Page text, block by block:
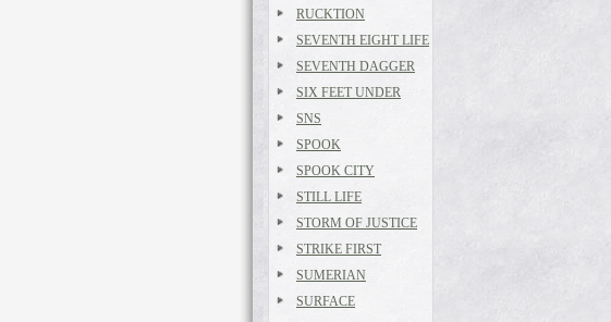
RUCKTION
SEVENTH EIGHT LIFE
SEVENTH DAGGER
SIX FEET UNDER
SNS
SPOOK
SPOOK CITY
STILL LIFE
STORM OF JUSTICE
STRIKE FIRST
SUMERIAN
SURFACE